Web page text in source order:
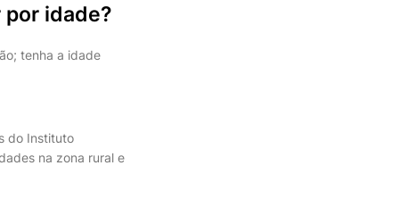
idade?
tenha a idade
do Instituto
na zona rural e